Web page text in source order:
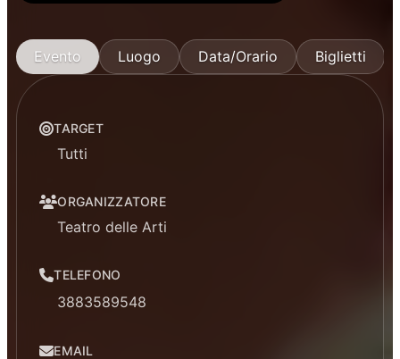
Evento Luogo Data/Orario Biglietti
TARGET
Tutti
ORGANIZZATORE
Teatro delle Arti
TELEFONO
3883589548
EMAIL